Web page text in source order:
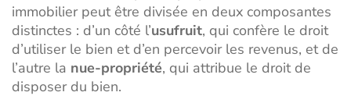
immobilier peut être divisée en deux composantes
distinctes : d’un côté l’usufruit, qui confère le droit
d’utiliser le bien et d’en percevoir les revenus, et de
l’autre la nue-propriété, qui attribue le droit de
disposer du bien.